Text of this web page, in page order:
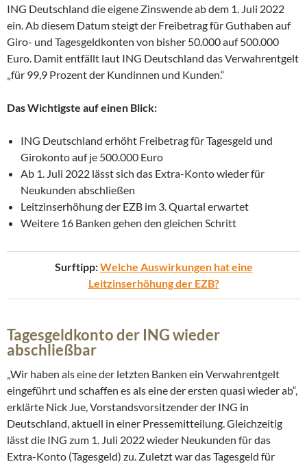
ING Deutschland die eigene Zinswende ab dem 1. Juli 2022
ein. Ab diesem Datum steigt der Freibetrag für Guthaben auf
Giro- und Tagesgeldkonten von bisher 50.000 auf 500.000
Euro. Damit entfällt laut ING Deutschland das Verwahrentgelt
„für 99,9 Prozent der Kundinnen und Kunden.“
Das Wichtigste auf einen Blick:
ING Deutschland erhöht Freibetrag für Tagesgeld und
Girokonto auf je 500.000 Euro
Ab 1. Juli 2022 lässt sich das Extra-Konto wieder für
Neukunden abschließen
Leitzinserhöhung der EZB im 3. Quartal erwartet
Weitere 16 Banken gehen den gleichen Schritt
Surftipp:Welche Auswirkungen hat eine
Leitzinserhöhung der EZB?
Tagesgeldkonto der ING wieder
abschließbar
„Wir haben als eine der letzten Banken ein Verwahrentgelt
eingeführt und schaffen es als eine der ersten quasi wieder ab“,
erklärte Nick Jue, Vorstandsvorsitzender der ING in
Deutschland, aktuell in einer Pressemitteilung. Gleichzeitig
lässt die ING zum 1. Juli 2022 wieder Neukunden für das
Extra-Konto (Tagesgeld) zu. Zuletzt war das Tagesgeld für